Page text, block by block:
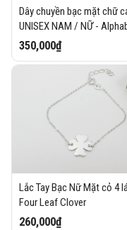
Dây chuyền bạc mặt chữ
UNISEX NAM / NỮ -
Necklaces
350,000₫
Lắc Tay Bạc Nữ Mặt cỏ 4
Four Leaf Clover
260,000₫